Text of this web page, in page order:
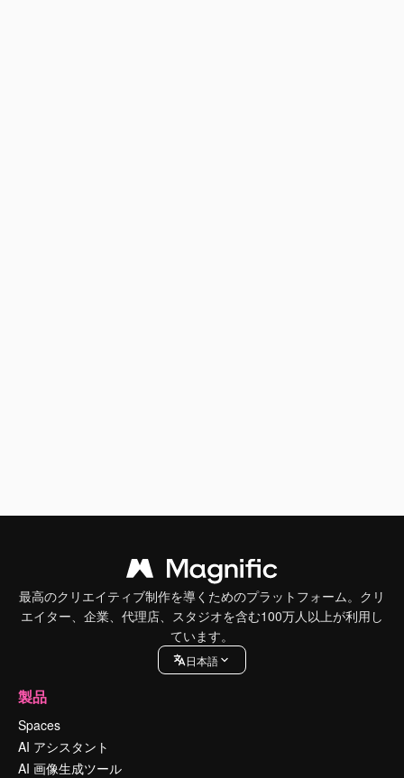
最高のクリエイティブ制作を導くためのプラットフォーム。クリ
エイター、企業、代理店、スタジオを含む100万人以上が利用し
ています。
日本語
製品
Spaces
AI アシスタント
AI 画像生成ツール